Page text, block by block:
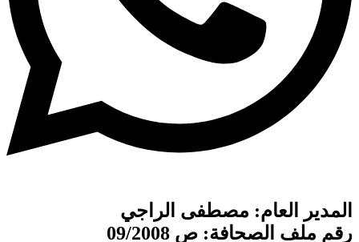
المدير العام: مصطفى الراجي
رقم ملف الصحافة: ص 09/2008